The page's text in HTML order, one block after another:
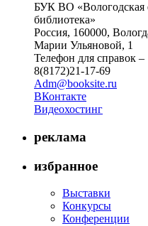
БУК ВО «Вологодская
библиотека»
Россия, 160000,
Марии Ульяновой, 1
Телефон для справок –
8(8172)21-17-69
Adm@booksite.ru
ВКонтакте
Видеохостинг
реклама
избранное
Выставки
Конкурсы
Конференции